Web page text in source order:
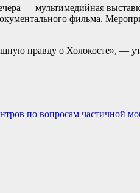
— мультимедийная
фильма.
правду о Холокосте», —
по вопросам частичной